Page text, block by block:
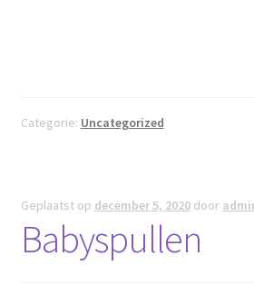
Categorie: Uncategorized
Geplaatst op december 5, 2020 door
Babyspullen